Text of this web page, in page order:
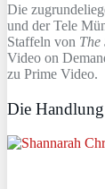
Die
und der Tele
Staffeln von The
Video on
zu Prime Video.
Die